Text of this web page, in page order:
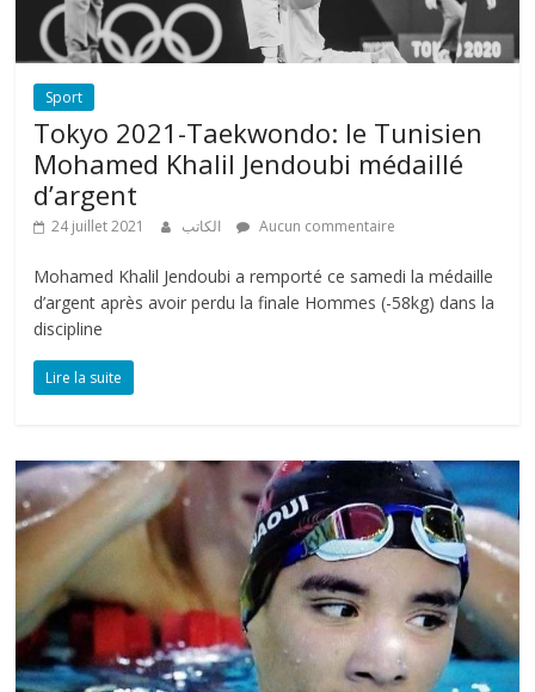
Sport
Tokyo 2021-Taekwondo: le Tunisien
Mohamed Khalil Jendoubi médaillé
d’argent
24 juillet 2021 Aucun commentaire
Mohamed Khalil Jendoubi a remporté ce samedi la médaille
d’argent après avoir perdu la finale Hommes (-58kg) dans la
discipline
Lire la suite